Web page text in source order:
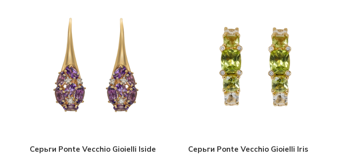
Серьги Ponte Vecchio Gioielli Iside Серьги Ponte Vecchio Gioielli Iris